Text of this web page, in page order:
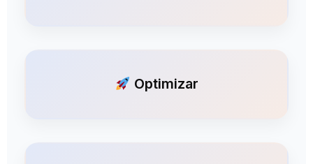
Optimizar